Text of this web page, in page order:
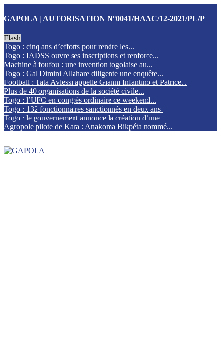
GAPOLA | AUTORISATION N°0041/HAAC/12-2021/PL/P
Flash
Togo : cinq ans d’efforts pour rendre les...
Togo : IADSS ouvre ses inscriptions et renforce...
Machine à foufou : une invention togolaise au...
Togo : Gal Dimini Allahare diligente une enquête...
Football : Tata Avlessi appelle Gianni Infantino et Patrice...
Plus de 40 organisations de la société civile...
Togo : l’UFC en congrès ordinaire ce weekend...
Togo : 132 fonctionnaires sanctionnés en deux ans
Togo : le gouvernement annonce la création d’une...
Agropole pilote de Kara : Anakoma Bikpéta nommé...